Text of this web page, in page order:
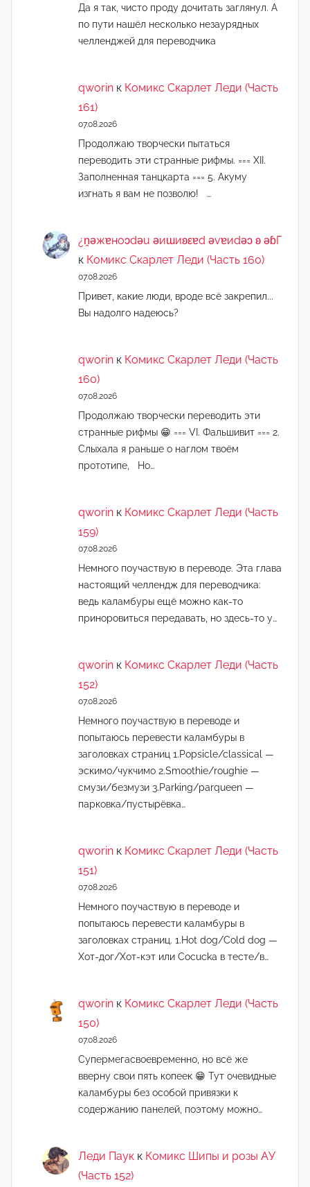
Да я так, чисто проду дочитать заглянул. А
по пути нашёл несколько незаурядных
челленджей для переводчика
qworin к Комикс Скарлет Леди (Часть
161)
07.08.2026
Продолжаю творчески пытаться
переводить эти странные рифмы. === XII.
Заполненная танцкарта === 5. Акуму
изгнать я вам не позволю! …
¿n̯ǝжɐноɔdǝu ǝиɯиʚεɐd ǝvɐиdǝɔ ʚ ǝɓГ
к Комикс Скарлет Леди (Часть 160)
07.08.2026
Привет, какие люди, вроде всё закрепил...
Вы надолго надеюсь?
qworin к Комикс Скарлет Леди (Часть
160)
07.08.2026
Продолжаю творчески переводить эти
странные рифмы 😁 === VI. Фальшивит === 2.
Слыхала я раньше о наглом твоём
прототипе, Но…
qworin к Комикс Скарлет Леди (Часть
159)
07.08.2026
Немного поучаствую в переводе. Эта глава
настоящий челлендж для переводчика:
ведь каламбуры ещё можно как-то
приноровиться передавать, но здесь-то у…
qworin к Комикс Скарлет Леди (Часть
152)
07.08.2026
Немного поучаствую в переводе и
попытаюсь перевести каламбуры в
заголовках страниц 1.Popsicle/classical —
эскимо/чукчимо 2.Smoothie/roughie —
смузи/безмузи 3.Parking/parqueen —
парковка/пустырёвка…
qworin к Комикс Скарлет Леди (Часть
151)
07.08.2026
Немного поучаствую в переводе и
попытаюсь перевести каламбуры в
заголовках страниц. 1.Hot dog/Cold dog —
Хот-дог/Хот-кэт или Cocucka в тесте/в…
qworin к Комикс Скарлет Леди (Часть
150)
07.08.2026
Супермегасвоевременно, но всё же
вверну свои пять копеек 😁 Тут очевидные
каламбуры без особой привязки к
содержанию панелей, поэтому можно…
Леди Паук к Комикс Шипы и розы АУ
(Часть 152)